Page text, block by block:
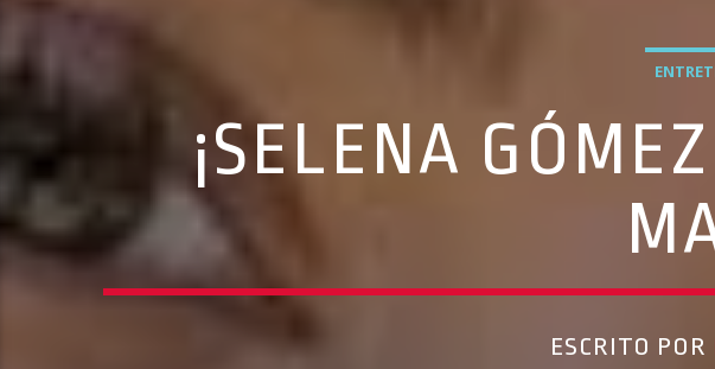
¡SELENA
ESCRITO POR